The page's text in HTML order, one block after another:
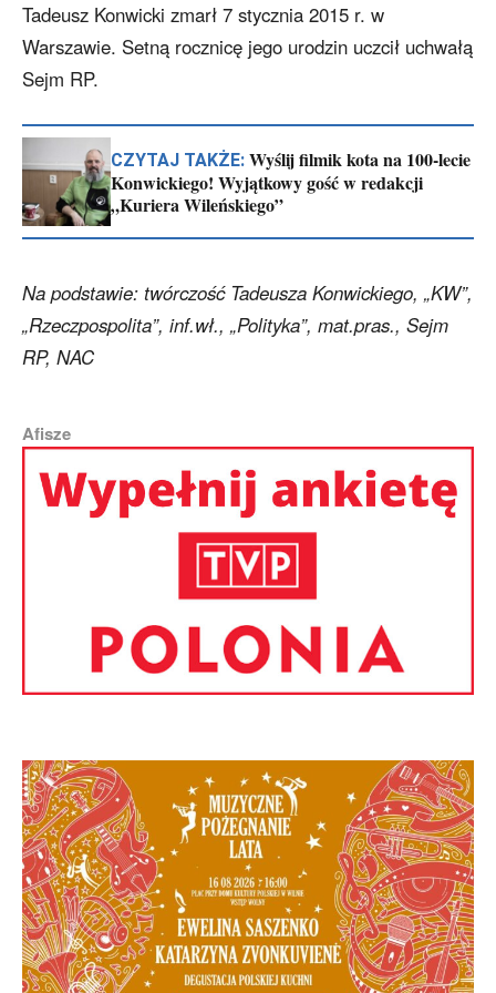
Tadeusz Konwicki zmarł 7 stycznia 2015 r. w
Warszawie. Setną rocznicę jego urodzin uczcił uchwałą
Sejm RP.
CZYTAJ TAKŻE: Wyślij filmik kota na 100-lecie
Konwickiego! Wyjątkowy gość w redakcji
„Kuriera Wileńskiego”
Na podstawie: twórczość Tadeusza Konwickiego, „KW”,
„Rzeczpospolita”, inf.wł., „Polityka”, mat.pras., Sejm
RP, NAC
Afisze